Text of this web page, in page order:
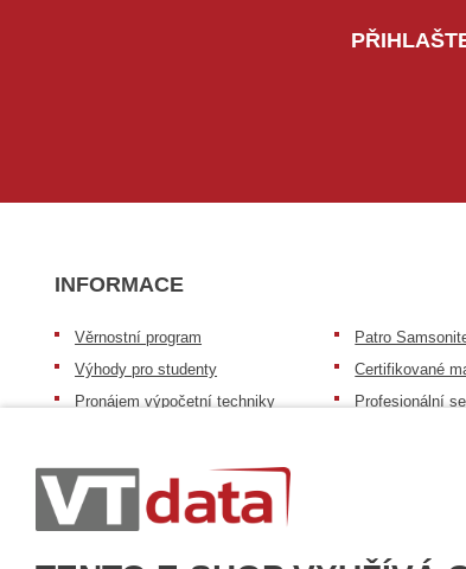
INFORMACE
Věrnostní program
Výhody pro studenty
Pronájem výpočetní techniky
Patro repasovaná výpočetní
technika
Patro baterie mobile energy
Patro
Certifikované
Profesionální